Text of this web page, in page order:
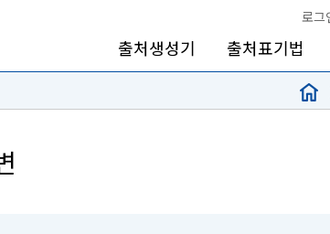
로그
출처생성기 출처표기법